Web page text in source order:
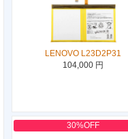
LENOVO L23D2P31
104,000 円
30%OFF